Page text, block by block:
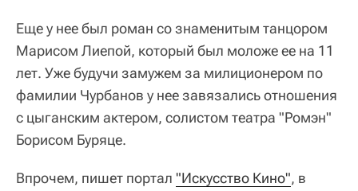
Еще у нее был роман со знаменитым танцором
Марисом Лиепой, который был моложе ее на 11
лет. Уже будучи замужем за милиционером по
фамилии Чурбанов у нее завязались отношения
с цыганским актером, солистом театра "Ромэн"
Борисом Буряце.
Впрочем, пишет портал "Искусство Кино", в